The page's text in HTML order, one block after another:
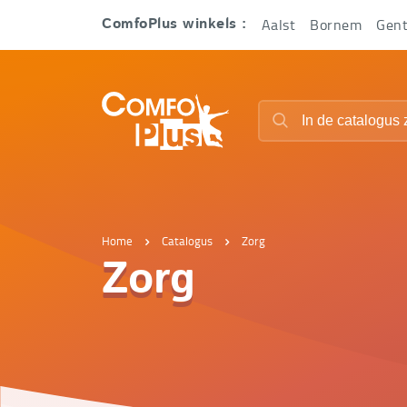
Home Catalogus Zorg
Zorg
ComfoPlus winkels : Aalst Bornem Gent
ComfoPlus
Homepagina
Zoeken
Zoeken